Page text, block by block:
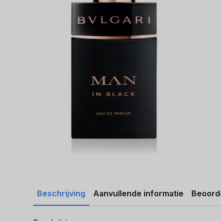
Beschrijving Aanvullende informatie